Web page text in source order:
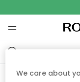
We care about